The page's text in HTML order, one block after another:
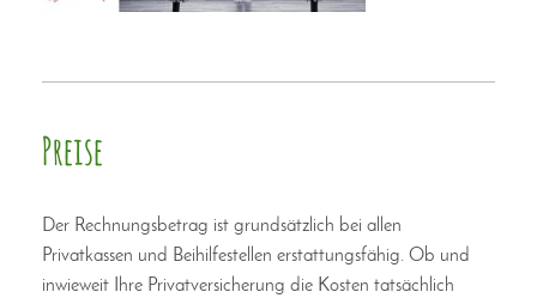
Preise
Der Rechnungsbetrag ist grundsätzlich bei allen
Privatkassen und Beihilfestellen erstattungsfähig. Ob und
inwieweit Ihre Privatversicherung die Kosten tatsächlich